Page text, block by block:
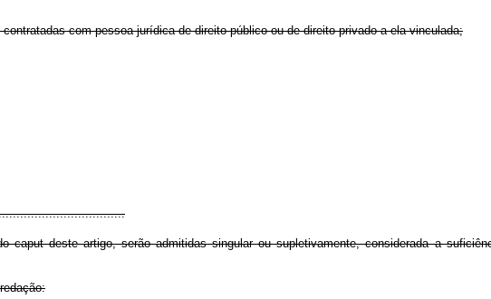
com pessoa jurídica de direito público ou de direito privado a ela vinculada;
deste artigo, serão admitidas singular ou supletivamente, considerada a